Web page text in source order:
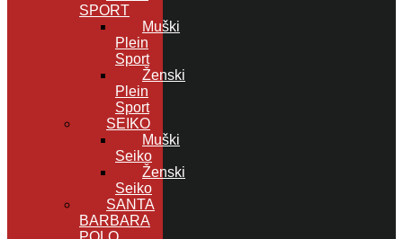
SPORT
Muški
Plein
Sport
Ženski
Plein
Sport
SEIKO
Muški
Seiko
Ženski
Seiko
SANTA
BARBARA